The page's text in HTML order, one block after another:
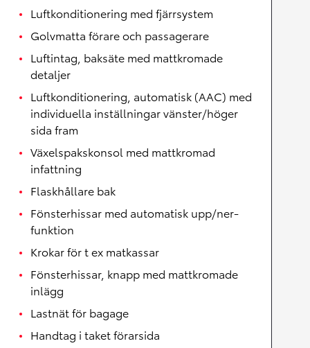
Luftkonditionering med fjärrsystem
Golvmatta förare och passagerare
Luftintag, baksäte med mattkromade
detaljer
Luftkonditionering, automatisk (AAC) med
individuella inställningar vänster/höger
sida fram
Växelspakskonsol med mattkromad
infattning
Flaskhållare bak
Fönsterhissar med automatisk upp/ner-
funktion
Krokar för t ex matkassar
Fönsterhissar, knapp med mattkromade
inlägg
Lastnät för bagage
Handtag i taket förarsida